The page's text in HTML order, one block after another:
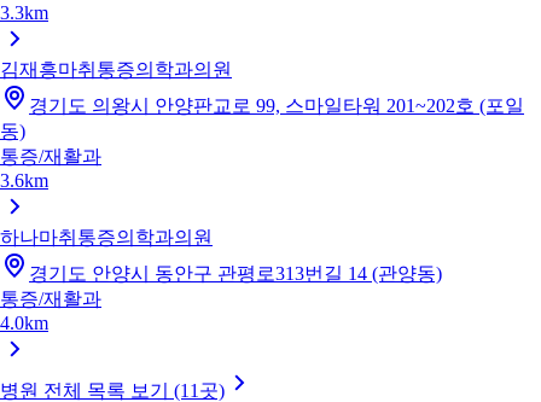
3.3km
김재흥마취통증의학과의원
경기도 의왕시 안양판교로 99, 스마일타워 201~202호 (포일
동)
통증/재활과
3.6km
하나마취통증의학과의원
경기도 안양시 동안구 관평로313번길 14 (관양동)
통증/재활과
4.0km
병원 전체 목록 보기 (11곳)